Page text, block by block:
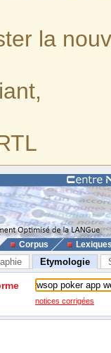
la
Corpus
Etymologie
notices corrigées